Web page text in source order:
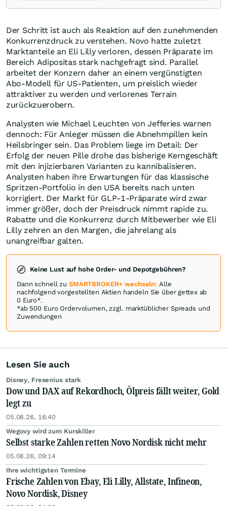
Der Schritt ist auch als Reaktion auf den zunehmenden
Konkurrenzdruck zu verstehen. Novo hatte zuletzt
Marktanteile an Eli Lilly verloren, dessen Präparate im
Bereich Adipositas stark nachgefragt sind. Parallel
arbeitet der Konzern daher an einem vergünstigten
Abo-Modell für US-Patienten, um preislich wieder
attraktiver zu werden und verlorenes Terrain
zurückzuerobern.
Analysten wie Michael Leuchten von Jefferies warnen
dennoch: Für Anleger müssen die Abnehmpillen kein
Heilsbringer sein. Das Problem liege im Detail: Der
Erfolg der neuen Pille drohe das bisherige Kerngeschäft
mit den injizierbaren Varianten zu kannibalisieren.
Analysten haben ihre Erwartungen für das klassische
Spritzen-Portfolio in den USA bereits nach unten
korrigiert. Der Markt für GLP-1-Präparate wird zwar
immer größer, doch der Preisdruck nimmt rapide zu.
Rabatte und die Konkurrenz durch Mitbewerber wie Eli
Lilly zehren an den Margen, die jahrelang als
unangreifbar galten.
Keine Lust auf hohe Order- und Depotgebühren?
Dann schnell zu SMARTBROKER+ wechseln: Alle
nachfolgend vorgestellten Aktien handeln Sie über gettex ab
0 Euro*.
*ab 500 Euro Ordervolumen, zzgl. marktüblicher Spreads und
Zuwendungen
Lesen Sie auch
Disney, Fresenius stark
Dow und DAX auf Rekordhoch, Ölpreis fällt weiter, Gold
legt zu
05.08.26, 16:40
Wegovy wird zum Kurskiller
Selbst starke Zahlen retten Novo Nordisk nicht mehr
05.08.26, 09:14
Ihre wichtigsten Termine
Frische Zahlen von Ebay, Eli Lilly, Allstate, Infineon,
Novo Nordisk, Disney